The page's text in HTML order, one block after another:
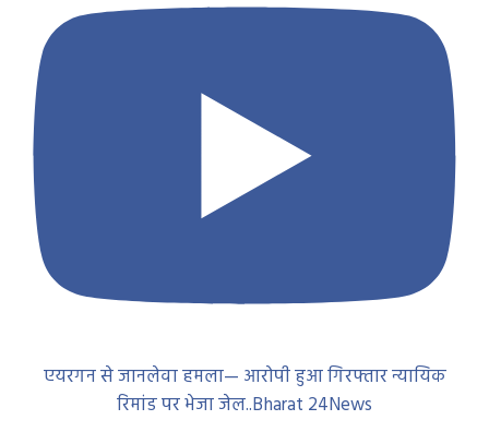
एयरगन से जानलेवा हमला— आरोपी हुआ गिरफ्तार न्यायिक
रिमांड पर भेजा जेल..Bharat 24News